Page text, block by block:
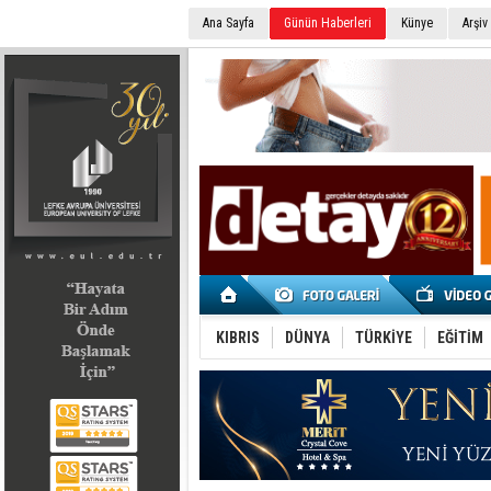
Ana Sayfa Günün Haberleri Künye Arşiv
KIBRIS DÜNYA TÜRKİYE EĞİTİM